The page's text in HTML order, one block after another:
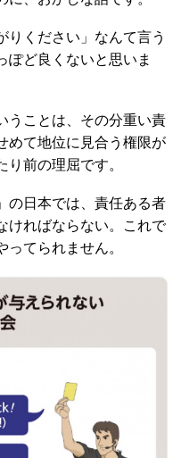
ください」なんて言う
ぽど良くないと思いま
うことは、その分重い責
めて地位に見合う権限が
前の理屈です。
の日本では、責任ある者
ければならない。これで
てられません。